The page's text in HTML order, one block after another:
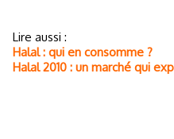
Lire aussi :
Halal : qui en consomme ?
Halal 2010 : un marché qui